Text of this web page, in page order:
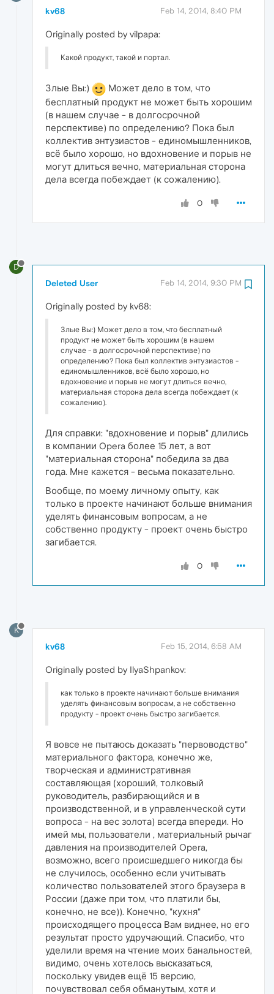
kv68 Feb 14, 2014, 8:40 PM
Originally posted by vilpapa:
Какой продукт, такой и портал.
Злые Вы:)
Может дело в том, что
бесплатный продукт не может быть хорошим
(в нашем случае - в долгосрочной
перспективе) по определению? Пока был
коллектив энтузиастов - единомышленников,
всё было хорошо, но вдохновение и порыв не
могут длиться вечно, материальная сторона
дела всегда побеждает (к сожалению).
0
D
Deleted User Feb 14, 2014, 9:30 PM
Originally posted by kv68:
Злые Вы:) Может дело в том, что бесплатный
продукт не может быть хорошим (в нашем
случае - в долгосрочной перспективе) по
определению? Пока был коллектив энтузиастов -
единомышленников, всё было хорошо, но
вдохновение и порыв не могут длиться вечно,
материальная сторона дела всегда побеждает (к
сожалению).
Для справки: "вдохновение и порыв" длились
в компании Opera более 15 лет, а вот
"материальная сторона" победила за два
года. Мне кажется - весьма показательно.
Вообще, по моему личному опыту, как
только в проекте начинают больше внимания
уделять финансовым вопросам, а не
собственно продукту - проект очень быстро
загибается.
0
K
kv68 Feb 15, 2014, 6:58 AM
Originally posted by IlyaShpankov:
как только в проекте начинают больше внимания
уделять финансовым вопросам, а не собственно
продукту - проект очень быстро загибается.
Я вовсе не пытаюсь доказать "первоводство"
материального фактора, конечно же,
творческая и административная
составляющая (хороший, толковый
руководитель, разбирающийся и в
производственной, и в управленческой сути
вопроса - на вес золота) всегда впереди. Но
имей мы, пользователи , материальный рычаг
давления на производителей Opera,
возможно, всего происшедшего никогда бы
не случилось, особенно если учитывать
количество пользователей этого браузера в
России (даже при том, что платили бы,
конечно, не все)). Конечно, "кухня"
происходящего процесса Вам виднее, но его
результат просто удручающий. Спасибо, что
уделили время на чтение моих банальностей,
видимо, очень хотелось высказаться,
поскольку увидев ещё 15 версию,
почувствовал себя обманутым, хотя и